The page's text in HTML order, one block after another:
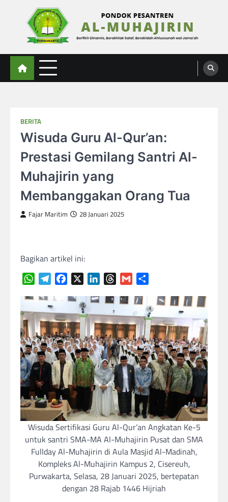
Al-Muhajirin
Berpikir Dinamis – Berakhlak Salaf – Berakidah Ahlussunah wal Jamaah
BERITA
Wisuda Guru Al-Qur’an:
Prestasi Gemilang Santri Al-
Muhajirin yang
Membanggakan Orang Tua
Fajar Maritim 28 Januari 2025
Bagikan artikel ini:
WhatsAppTelegramFacebook LinkedInThreads
Gmail
Wisuda Sertifikasi Guru Al-Qur’an Angkatan Ke-5
untuk santri SMA-MA Al-Muhajirin Pusat dan SMA
Fullday Al-Muhajirin di Aula Masjid Al-Madinah,
Kompleks Al-Muhajirin Kampus 2, Cisereuh,
Purwakarta, Selasa, 28 Januari 2025, bertepatan
dengan 28 Rajab 1446 Hijriah